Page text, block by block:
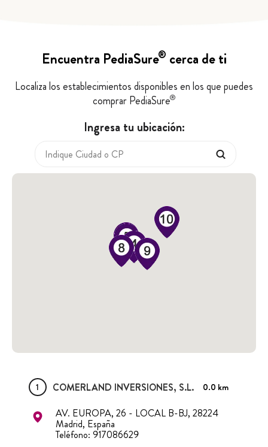
Encuentra PediaSure® cerca de ti
Localiza los establecimientos disponibles en los que puedes
comprar PediaSure®
Ingresa tu ubicación:
1 COMERLAND INVERSIONES, S.L. 0.0 km
AV. EUROPA, 26 - LOCAL B-BJ, 28224
Madrid, España
Teléfono: 917086629